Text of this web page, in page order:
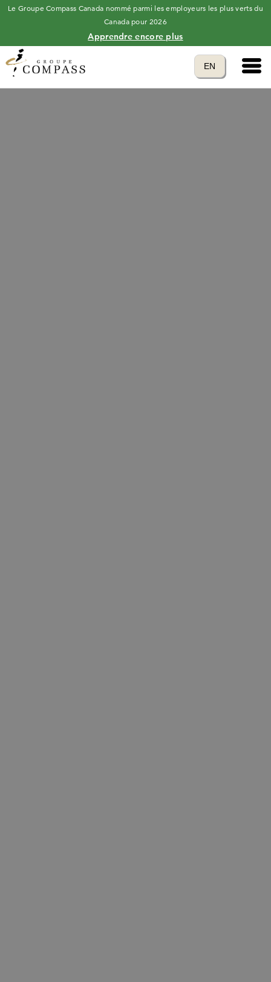
Le Groupe Compass Canada nommé parmi les employeurs les plus verts du
Canada pour 2026
Apprendre encore plus
Translate to
EN
language
Main